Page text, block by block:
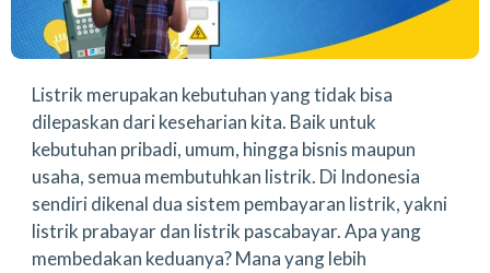
Listrik merupakan kebutuhan yang tidak bisa
dilepaskan dari keseharian kita. Baik untuk
kebutuhan pribadi, umum, hingga bisnis maupun
usaha, semua membutuhkan listrik. Di Indonesia
sendiri dikenal dua sistem pembayaran listrik, yakni
listrik prabayar dan listrik pascabayar. Apa yang
membedakan keduanya? Mana yang lebih
Promo Mitra
INSTAL SEKARANG